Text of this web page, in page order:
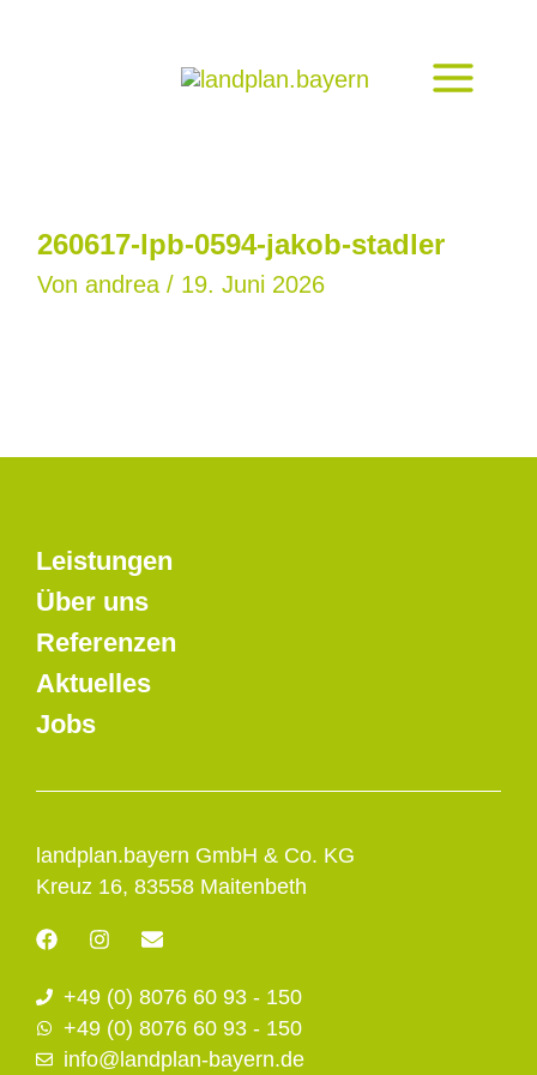
260617-lpb-0594-jakob-stadler
Von andrea / 19. Juni 2026
landplan.bayern GmbH & Co. KG
Kreuz 16, 83558 Maitenbeth
F
a
e
b
o
I
t
a
g
r
E
e
l
p
+49 (0) 8076 60 93 - 150
+49 (0) 8076 60 93 - 150
info@landplan-bayern.de
Leistungen
Über uns
Referenzen
Aktuelles
Jobs